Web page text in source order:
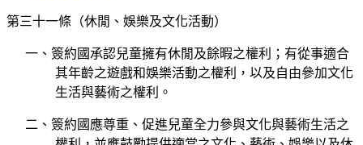
第三十一條（休閒、娛樂及文化活動）
一、簽約國承認兒童擁有休閒及餘暇之權利；有從事適合
其年齡之遊戲和娛樂活動之權利，以及自由參加文化
生活與藝術之權利。
二、簽約國應尊重、促進兒童全力參與文化與藝術生活之